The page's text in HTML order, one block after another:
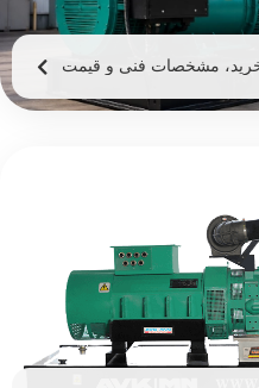
خرید، مشخصات فنی و قیمت